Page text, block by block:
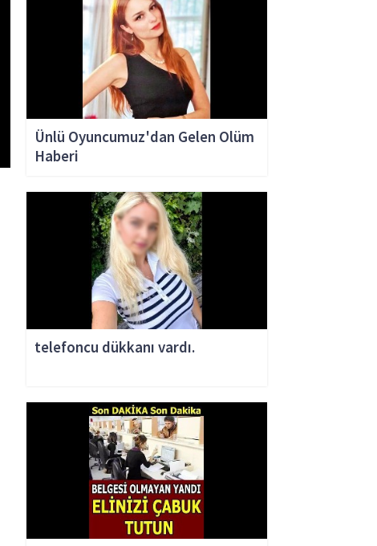
Ünlü Oyuncumuz'dan Gelen Olüm
Haberi
telefoncu dükkanı vardı.